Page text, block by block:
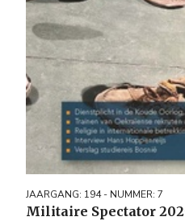
JAARGANG: 194 - NUMMER: 7
Militaire Spectator